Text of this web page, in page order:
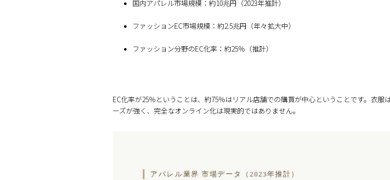
国内アパレル市場規模：約10兆円（2023年推計）
ファッションEC市場規模：約2.5兆円（年々拡大中）
ファッション分野のEC化率：約25％（推計）
EC化率が25％ということは、約75％はリアル店舗での購買が中心ということです。衣
ーズが強く、完全なオンライン化は現実的ではありません。